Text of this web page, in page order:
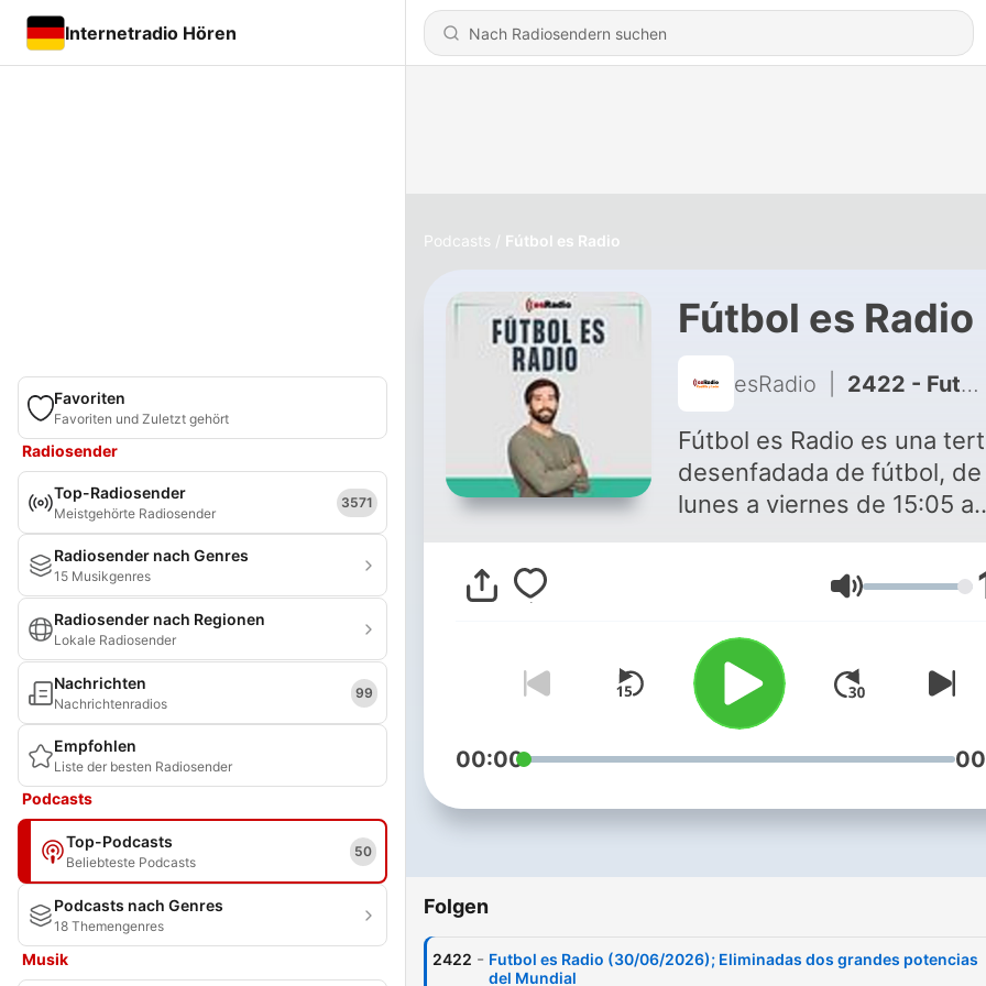
Internetradio Hören
Favoriten
Favoriten und Zuletzt gehört
Radiosender
Top-Radiosender
Meistgehörte Radiosender
3571
Radiosender nach Genres
15 Musikgenres
Radiosender nach Regionen
Lokale Radiosender
Nachrichten
Nachrichtenradios
99
Empfohlen
Liste der besten Radiosender
Podcasts
Top-Podcasts
Beliebteste Podcasts
50
Podcasts nach Genres
18 Themengenres
Musik
Podcasts Fútbol es Radio
Fútbol es Radio
esRadio 2422 - Futbol es Radio (30/06/2026); Eliminadas dos grandes potencias del Mundial
Fútbol es Radio es una
desenfadada de fútbol, de
lunes a viernes de 15:05 a
16:00. Conducido por
Valentín, cuenta con
como Juanma Rodríguez,
Herrero, José Antonio
Petón, José Luis Garci...
Lautstärke
00:00
Folgen
2422 - Futbol es Radio (30/06/2026); Eliminadas dos grandes potencias
del Mundial